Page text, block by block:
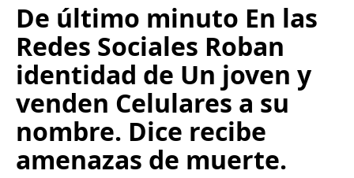
De último minuto En las
Redes Sociales Roban
identidad de Un joven y
venden Celulares a su
nombre. Dice recibe
amenazas de muerte.